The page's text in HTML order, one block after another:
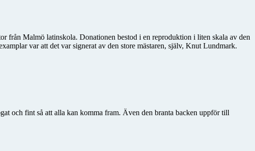
från Malmö latinskola. Donationen bestod i en reproduktion i liten skala av den
var att det var signerat av den store mästaren, själv, Knut Lundmark.
och fint så att alla kan komma fram. Även den branta backen uppför till